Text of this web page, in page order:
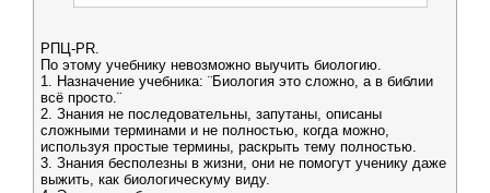
РПЦ-PR.
По этому учебнику невозможно выучить биологию.
1. Назначение учебника: ¨Биология это сложно, а в библии
всё просто.¨
2. Знания не последовательны, запутаны, описаны
сложными терминами и не полностью, когда можно,
используя простые термины, раскрыть тему полностью.
3. Знания бесполезны в жизни, они не помогут ученику даже
выжить, как биологическуму виду.